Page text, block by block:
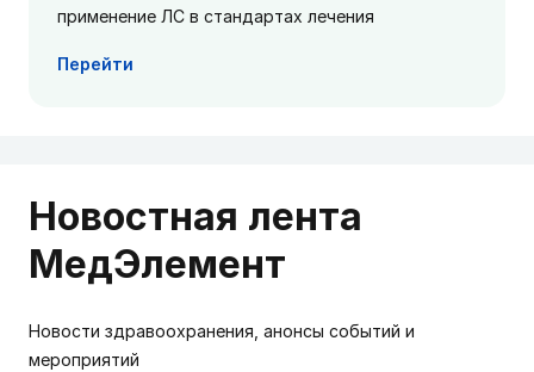
применение ЛС в стандартах лечения
Перейти
Новостная лента
МедЭлемент
Новости здравоохранения, анонсы событий и
мероприятий